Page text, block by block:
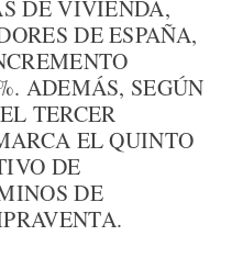
DE VIVIENDA,
DE ESPAÑA,
ADEMÁS, SEGÚN
TERCER
EL QUINTO
DE
DE